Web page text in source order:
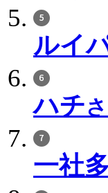
ルイ
ハチ
一社